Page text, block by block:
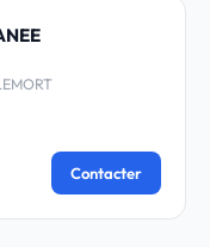
Contacter